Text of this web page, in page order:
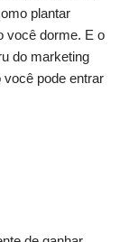
plantar
você dorme. E o
do marketing
pode entrar